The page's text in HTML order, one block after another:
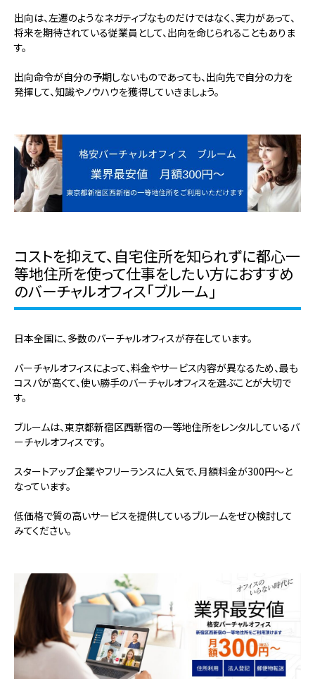
出向は、左遷のようなネガティブなものだけではなく、実力があって、
将来を期待されている従業員として、出向を命じられることもありま
す。
出向命令が自分の予期しないものであっても、出向先で自分の力を
発揮して、知識やノウハウを獲得していきましょう。
コストを抑えて、自宅住所を知られずに都心一
等地住所を使って仕事をしたい方におすすめ
のバーチャルオフィス「ブルーム」
日本全国に、多数のバーチャルオフィスが存在しています。
バーチャルオフィスによって、料金やサービス内容が異なるため、最も
コスパが高くて、使い勝手のバーチャルオフィスを選ぶことが大切で
す。
ブルームは、東京都新宿区西新宿の一等地住所をレンタルしているバ
ーチャルオフィスです。
スタートアップ企業やフリーランスに人気で、月額料金が300円～と
なっています。
低価格で質の高いサービスを提供しているブルームをぜひ検討して
みてください。